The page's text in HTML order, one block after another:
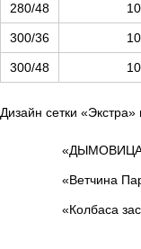
280/48
300/36
300/48
Дизайн сетки «Экстра»
«Ветчина
«Колбаса